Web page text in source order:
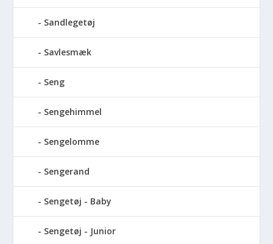
Sandlegetøj
Savlesmæk
Seng
Sengehimmel
Sengelomme
Sengerand
Sengetøj - Baby
Sengetøj - Junior